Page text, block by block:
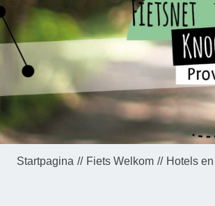
Startpagina Fiets Welkom Hotels